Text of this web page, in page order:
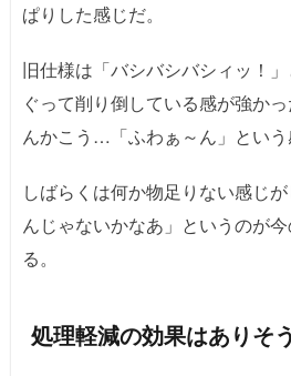
ぱりした感じだ。
旧仕様は「バシバシバシィッ！
ぐって削り倒している感が強か
んかこう…「ふわぁ～ん」という
しばらくは何か物足りない感じ
んじゃないかなあ」というのが
る。
処理軽減の効果はありそう